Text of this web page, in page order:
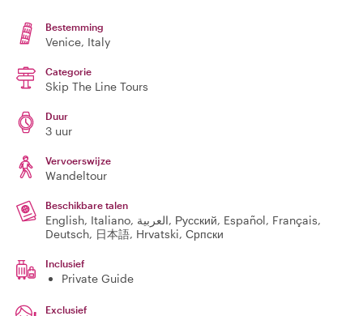
Bestemming
Venice, Italy
Categorie
Skip The Line Tours
Duur
3 uur
Vervoerswijze
Wandeltour
Beschikbare talen
English, Italiano, العربية, Русский, Español, Français,
Deutsch, 日本語, Hrvatski, Српски
Inclusief
Private Guide
Exclusief